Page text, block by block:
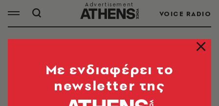
VOICE RADIO
ΚΡΙΣΤΙΑΝΟ ΡΟΝΑΛΝΤO
Ο Κριστιάνο Ρονάλντo ντος Σάντος Αβέιρο
Mε ενδιαφέρει το
newsletter της